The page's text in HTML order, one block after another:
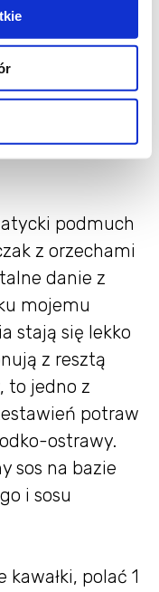
podmuch
z orzechami
danie z
mojemu
stają się lekko
z resztą
to jedno z
potraw
ostrawy.
sos na bazie
i sosu
kawałki, polać 1